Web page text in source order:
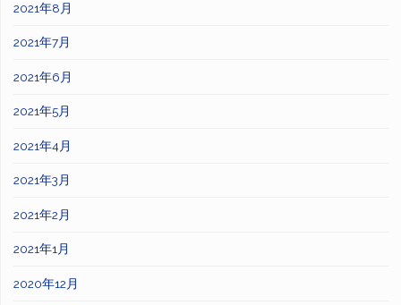
2021年8月
2021年7月
2021年6月
2021年5月
2021年4月
2021年3月
2021年2月
2021年1月
2020年12月